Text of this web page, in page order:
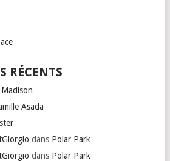
RÉCENTS
Asada
dans Polar Park
dans Polar Park